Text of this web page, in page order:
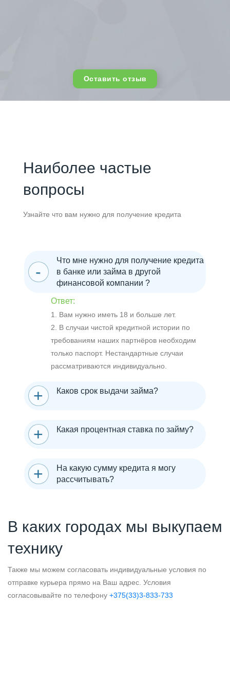
Оставить отзыв
Наиболее частые
вопросы
Узнайте что вам нужно для получение кредита
Что мне нужно для получение кредита
в банке или займа в другой
финансовой компании ?
Ответ:
1. Вам нужно иметь 18 и больше лет.
2. В случаи чистой кредитной истории по
требованиям наших партнёров необходим
только паспорт. Нестандартные случаи
рассматриваются индивидуально.
Каков срок выдачи займа?
Какая процентная ставка по займу?
На какую сумму кредита я могу
рассчитывать?
В каких городах мы выкупаем
технику
Также мы можем согласовать индивидуальные условия по
отправке курьера прямо на Ваш адрес. Условия
согласовывайте по телефону +375(33)3-833-733